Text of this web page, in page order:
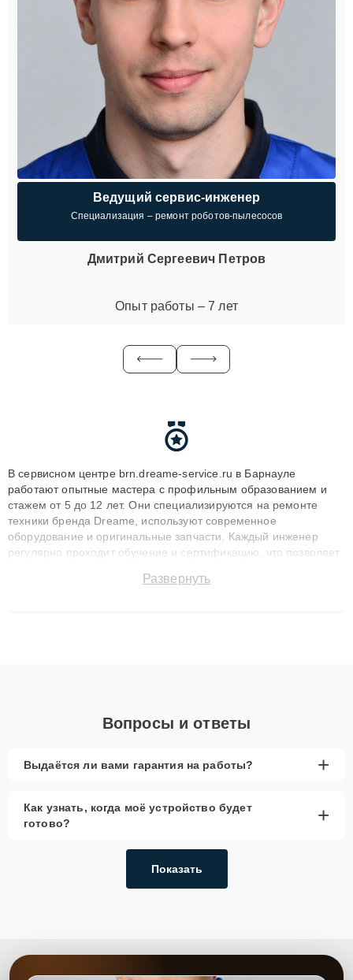
Ведущий сервис-инженер
Специализация – ремонт роботов-пылесосов
Дмитрий Сергеевич Петров
Опыт работы – 7 лет
В сервисном центре brn.dreame-service.ru в Барнауле
работают опытные мастера с профильным образованием и
стажем от 5 до 12 лет. Они специализируются на ремонте
техники бренда Dreame, используют современное
оборудование и оригинальные запчасти. Каждый инженер
регулярно проходит обучение и сертификацию, что позволяет
технику с сохранением гарантии до 3 лет. Наши мастера
Развернуть
Вопросы и ответы
Выдаётся ли вами гарантия на работы? +
Как узнать, когда моё устройство будет
готово?
+
Показать